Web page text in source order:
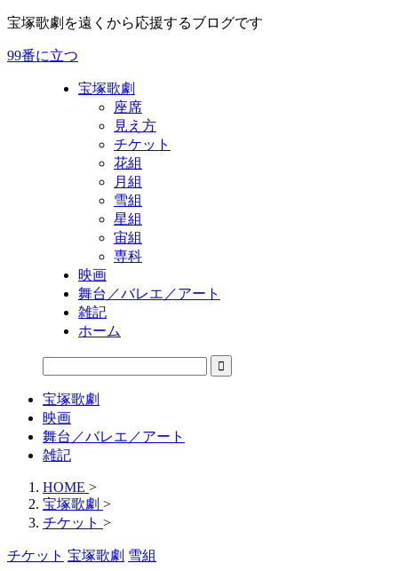
宝塚歌劇を遠くから応援するブログです
99番に立つ
宝塚歌劇
座席
見え方
チケット
花組
月組
雪組
星組
宙組
専科
映画
舞台／バレエ／アート
雑記
ホーム
宝塚歌劇
映画
舞台／バレエ／アート
雑記
HOME >
宝塚歌劇 >
チケット >
チケット 宝塚歌劇 雪組